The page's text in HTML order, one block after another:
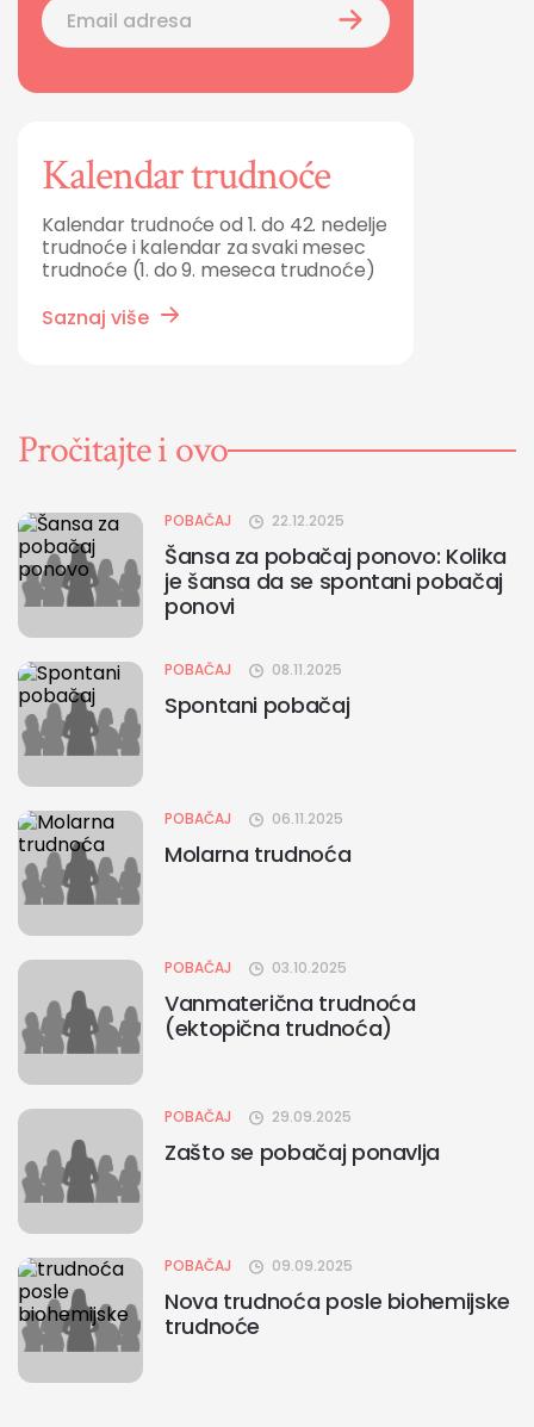
Kalendar trudnoće
Kalendar trudnoće od 1. do 42. nedelje
trudnoće i kalendar za svaki mesec
trudnoće (1. do 9. meseca trudnoće)
Saznaj više
Pročitajte i ovo
POBAČAJ 22.12.2025
Šansa za pobačaj ponovo: Kolika
je šansa da se spontani pobačaj
ponovi
POBAČAJ 08.11.2025
Spontani pobačaj
POBAČAJ 06.11.2025
Molarna trudnoća
POBAČAJ 03.10.2025
Vanmaterična trudnoća
(ektopična trudnoća)
POBAČAJ 29.09.2025
Zašto se pobačaj ponavlja
POBAČAJ 09.09.2025
Nova trudnoća posle biohemijske
trudnoće